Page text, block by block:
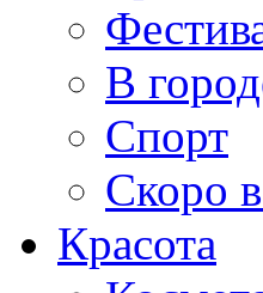
В
Спорт
Скоро
Красота